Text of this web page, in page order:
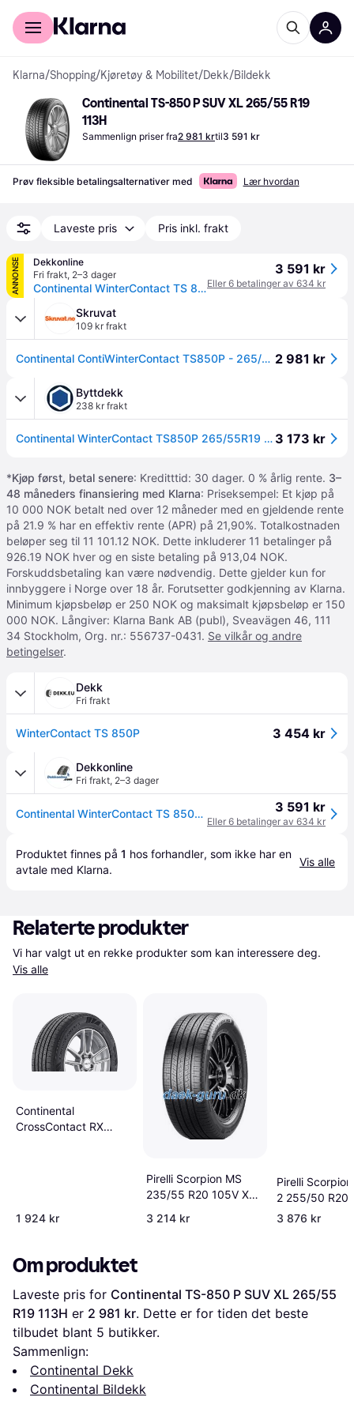
For kunder
Klarna/Shopping/Kjøretøy & Mobilitet/Dekk/Bildekk
Continental TS-850 P SUV XL 265/55 R19
113H
Sammenlign priser fra2 981 krtil3 591 kr
Prøv fleksible betalingsalternativer med Lær hvordan
Laveste pris Pris inkl. frakt
ANNONSE
Dekkonline
Fri frakt, 2–3 dager
Continental WinterContact TS 850P ( 265/55 R19 113H XL AO, med felgkant )
3 591 kr
Eller 6 betalinger av 634 kr
Skruvat
109 kr frakt
Continental ContiWinterContact TS850P - 265/55R19 - Vinterdäck 2 981 kr
Byttdekk
238 kr frakt
Continental WinterContact TS850P 265/55R19 113H XL AO Piggfritt - Vinterdekk 3 173 kr
*Kjøp først, betal senere: Kreditttid: 30 dager. 0 % årlig rente. 3–
48 måneders finansiering med Klarna: Priseksempel: Et kjøp på
10 000 NOK betalt ned over 12 måneder med en gjeldende rente
på 21.9 % har en effektiv rente (APR) på 21,90%. Totalkostnaden
beløper seg til 11 101.12 NOK. Dette inkluderer 11 betalinger på
926.19 NOK hver og en siste betaling på 913,04 NOK.
Forskuddsbetaling kan være nødvendig. Dette gjelder kun for
innbyggere i Norge over 18 år. Forutsetter godkjenning av Klarna.
Minimum kjøpsbeløp er 250 NOK og maksimalt kjøpsbeløp er 150
000 NOK. Långiver: Klarna Bank AB (publ), Sveavägen 46, 111
34 Stockholm, Org. nr.: 556737-0431. Se vilkår og andre
betingelser.
Dekk
Fri frakt
WinterContact TS 850P 3 454 kr
Dekkonline
Fri frakt, 2–3 dager
Continental WinterContact TS 850P ( 265/55 R19 113H XL AO, med felgkant ) 3 591 kr
Eller 6 betalinger av 634 kr
Produktet finnes på 1 hos forhandler, som ikke har en
avtale med Klarna.
Vis alle
Relaterte produkter
Vis alle
Continental
CrossContact RX
1 924 kr
Pirelli Scorpion MS
235/55 R20 105V XL
3 214 kr
Pirelli
2 255/50 R20
XL
3 876 kr
Om produktet
Laveste pris for Continental TS-850 P SUV XL 265/55
R19 113H er 2 981 kr. Dette er for tiden det beste
tilbudet blant 5 butikker.
Sammenlign:
Continental Dekk
Continental Bildekk